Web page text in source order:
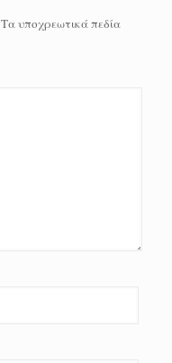
Τα υποχρεωτικά πεδία